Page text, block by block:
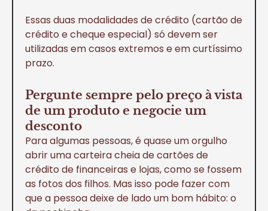
Essas duas modalidades de crédito (cartão de
crédito e cheque especial) só devem ser
utilizadas em casos extremos e em curtíssimo
prazo.
Pergunte sempre pelo preço à vista
de um produto e negocie um
desconto
Para algumas pessoas, é quase um orgulho
abrir uma carteira cheia de cartões de
crédito de financeiras e lojas, como se fossem
as fotos dos filhos. Mas isso pode fazer com
que a pessoa deixe de lado um bom hábito: o